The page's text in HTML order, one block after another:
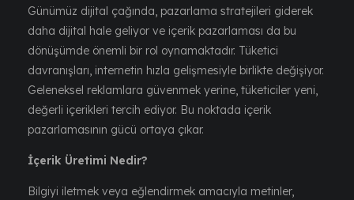
Günümüz dijital çağında, pazarlama stratejileri giderek
daha dijital hale geliyor ve içerik pazarlaması da bu
dönüşümde önemli bir rol oynamaktadır. Tüketici
davranışları, internetin hızla gelişmesiyle birlikte değişiyor.
Geleneksel reklamlara güvenmek yerine, tüketiciler yeni,
değerli içerikleri tercih ediyor. Bu noktada içerik
pazarlamasının gücü ortaya çıkar.
İçerik Üretimi Nedir?
Bilgiyi iletmek veya eğlendirmek amacıyla metinler,